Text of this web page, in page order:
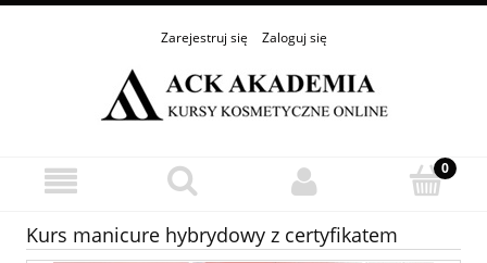
Zarejestruj się Zaloguj się
Kurs manicure hybrydowy z certyfikatem